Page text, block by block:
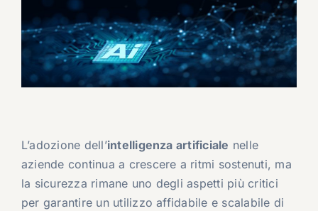
L’adozione dell’intelligenza artificiale nelle
aziende continua a crescere a ritmi sostenuti, ma
la sicurezza rimane uno degli aspetti più critici
per garantire un utilizzo affidabile e scalabile di